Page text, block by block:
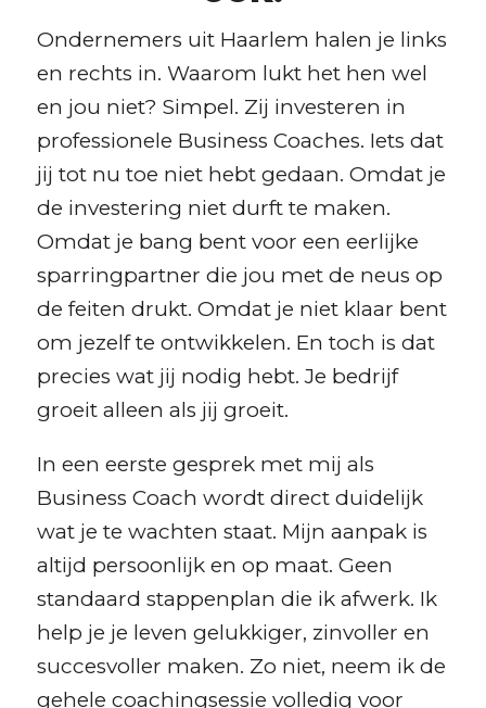
Ondernemers uit Haarlem halen je links
en rechts in. Waarom lukt het hen wel
en jou niet? Simpel. Zij investeren in
professionele Business Coaches. Iets dat
jij tot nu toe niet hebt gedaan. Omdat je
de investering niet durft te maken.
Omdat je bang bent voor een eerlijke
sparringpartner die jou met de neus op
de feiten drukt. Omdat je niet klaar bent
om jezelf te ontwikkelen. En toch is dat
precies wat jij nodig hebt. Je bedrijf
groeit alleen als jij groeit.
In een eerste gesprek met mij als
Business Coach wordt direct duidelijk
wat je te wachten staat. Mijn aanpak is
altijd persoonlijk en op maat. Geen
standaard stappenplan die ik afwerk. Ik
help je je leven gelukkiger, zinvoller en
succesvoller maken. Zo niet, neem ik de
gehele coachingsessie volledig voor